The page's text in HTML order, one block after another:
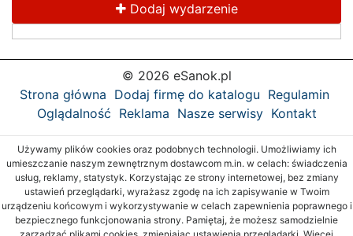
Dodaj wydarzenie
© 2026 eSanok.pl
Strona główna Dodaj firmę do katalogu Regulamin
Oglądalność Reklama Nasze serwisy Kontakt
Używamy plików cookies oraz podobnych technologii. Umożliwiamy ich
umieszczanie naszym zewnętrznym dostawcom m.in. w celach: świadczenia
usług, reklamy, statystyk. Korzystając ze strony internetowej, bez zmiany
ustawień przeglądarki, wyrażasz zgodę na ich zapisywanie w Twoim
urządzeniu końcowym i wykorzystywanie w celach zapewnienia poprawnego i
bezpiecznego funkcjonowania strony. Pamiętaj, że możesz samodzielnie